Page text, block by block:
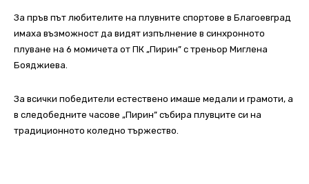
За пръв път любителите на плувните спортове в Благоевград
имаха възможност да видят изпълнение в синхронното
плуване на 6 момичета от ПК „Пирин” с треньор Миглена
Бояджиева.
За всички победители естествено имаше медали и грамоти, а
в следобедните часове „Пирин” събира плувците си на
традиционното коледно тържество.